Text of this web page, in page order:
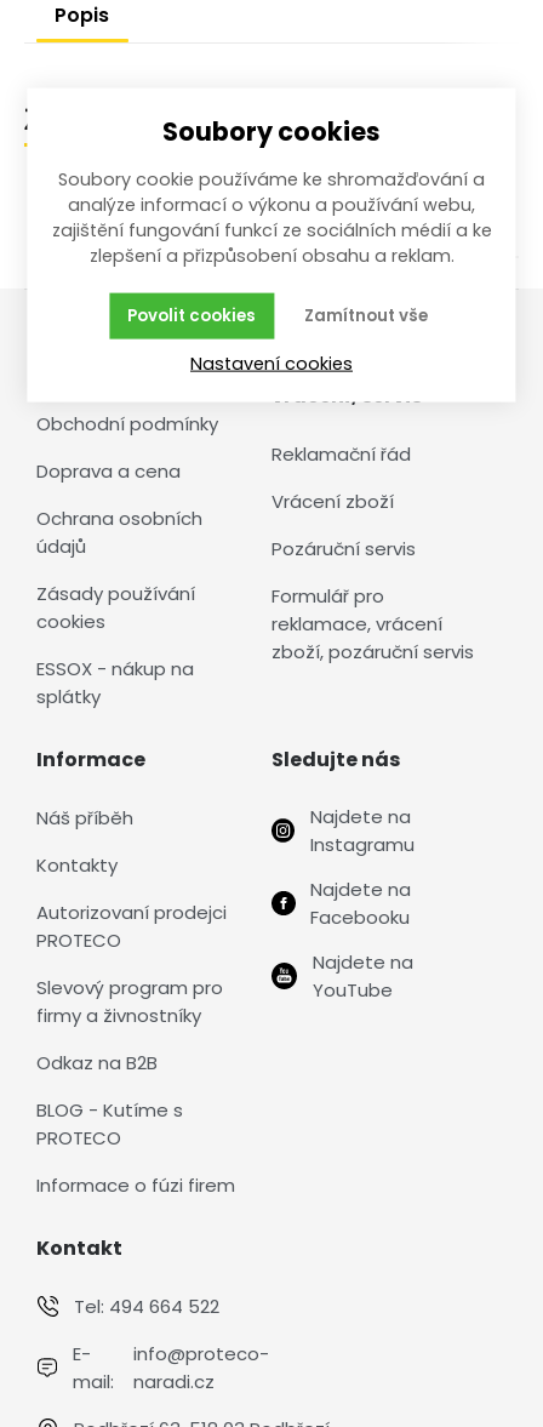
Popis
Zařazení zboží
Dílna a stavba / Měřící přístroje /
Úhloměry a úhelníky
Obchodní podmínky
Doprava a cena
Ochrana osobních
údajů
Zásady používání
cookies
ESSOX - nákup na
splátky
Reklamace,
vrácení, servis
Reklamační řád
Vrácení zboží
Pozáruční servis
Formulář pro
reklamace, vrácení
zboží, pozáruční servis
Informace
Náš příběh
Kontakty
Autorizovaní prodejci
PROTECO
Slevový program pro
firmy a živnostníky
Odkaz na B2B
BLOG - Kutíme s
PROTECO
Informace o fúzi firem
Sledujte nás
Najdete na
Instagramu
Najdete na
Facebooku
Najdete na
YouTube
Kontakt
Tel: 494 664 522
E-
mail:
info@proteco-
naradi.cz
Soubory cookies
Soubory cookie používáme ke shromažďování a
analýze informací o výkonu a používání webu,
zajištění fungování funkcí ze sociálních médií a ke
zlepšení a přizpůsobení obsahu a reklam.
Zamítnout vše
Povolit cookies
Nastavení cookies